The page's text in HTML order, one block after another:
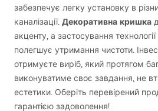
забезпечує легку установку в
каналізації. Декоративна кришка
акценту, а застосування технології
полегшує утримання чистоти.
отримуєте виріб, який протягом
виконуватиме своє завдання, не
естетики. Оберіть перевірений
гарантією задоволення!